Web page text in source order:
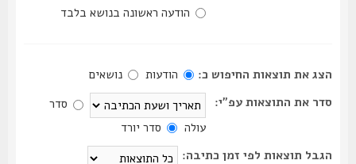
הודעה ראשונה בנושא בלבד
הצג את תוצאות החיפוש כ: הודעות
נושאים
סדר את התוצאות עפ"י:
סדר
סדר יורד
הגבל תוצאות לפי זמן כתיבה: